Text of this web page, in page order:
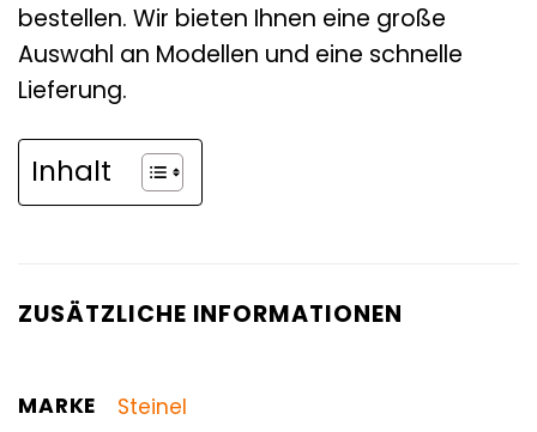
bestellen. Wir bieten Ihnen eine große
Auswahl an Modellen und eine schnelle
Lieferung.
Inhalt
ZUSÄTZLICHE INFORMATIONEN
MARKE Steinel